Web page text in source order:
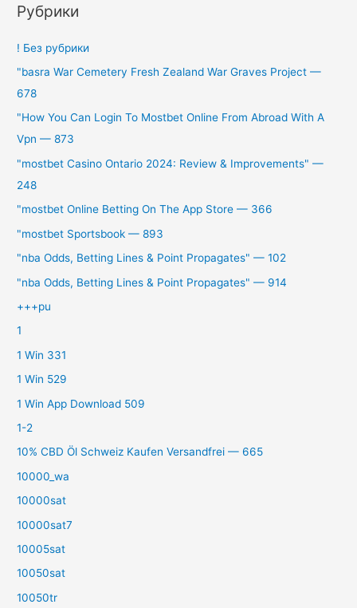
Рубрики
! Без рубрики
"basra War Cemetery Fresh Zealand War Graves Project —
678
"How You Can Login To Mostbet Online From Abroad With A
Vpn — 873
"mostbet Casino Ontario 2024: Review & Improvements" —
248
"‎mostbet Online Betting On The App Store — 366
"mostbet Sportsbook — 893
"nba Odds, Betting Lines & Point Propagates" — 102
"nba Odds, Betting Lines & Point Propagates" — 914
+++pu
1
1 Win 331
1 Win 529
1 Win App Download 509
1-2
10% CBD Öl Schweiz Kaufen Versandfrei — 665
10000_wa
10000sat
10000sat7
10005sat
10050sat
10050tr